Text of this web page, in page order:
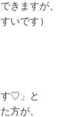
きますが、
いです）
す♡」と
方が、